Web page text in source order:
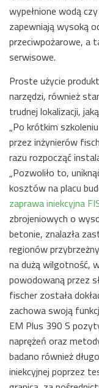
wypełnione wodą
zapewniają wysoką
przeciwpożarowe, a
serwisowe.
Proste użycie
narzędzi, również
trudnej lokalizacji,
„Po krótkim
przez inżynierów
razu rozpocząć
„Pozwoliło to,
kosztów na placu
zaprawa iniekcyjna
zbrojeniowych o
betonie, znalazła
regionów
na dużą wilgotność,
powodowaną przez
fischer została
zachowa swoją
EM Plus 390 S
naprężeń oraz
badano również
iniekcyjnej poprzez